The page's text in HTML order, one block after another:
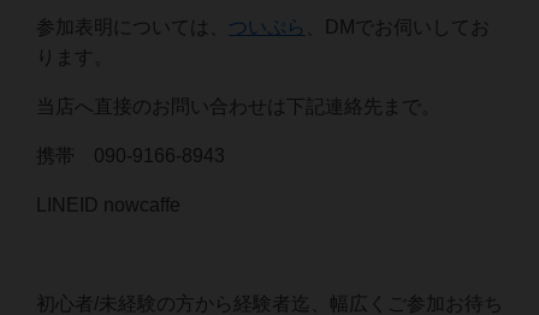
参加表明については、 ついぷら
、DMでお伺いしてお
ります。
当店へ直接のお問い合わせは下記連絡先まで。
携帯 090-9166-8943
LINEID nowcaffe
初心者/未経験の方から経験者迄、幅広くご参加お待ち